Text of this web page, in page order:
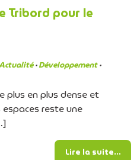
Tribord pour le
·Développement·
plus en plus dense et
espaces reste une
Lire la suite…